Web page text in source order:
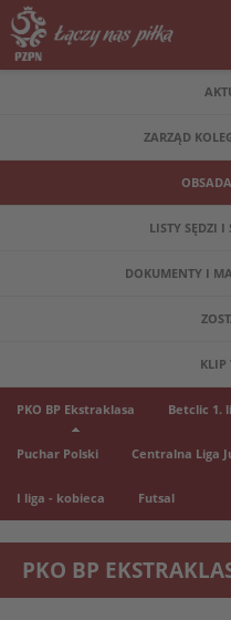
ZARZĄD
LISTY SĘDZI
DOKUMENTY I
KLIP
PKO BP Ekstraklasa Betclic 1.
Puchar Polski Centralna Liga
I liga - kobieca Futsal
PKO BP